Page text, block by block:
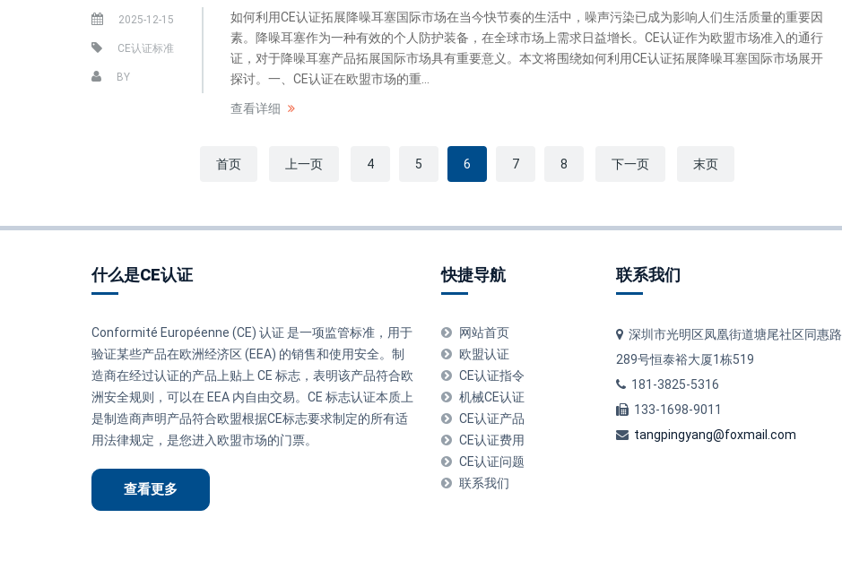
2025-12-15
CE认证标准
BY
如何利用CE认证拓展降噪耳塞国际市场在当今快节奏的生活中，噪声污染已成为影响人们生活质量的重要因
素。降噪耳塞作为一种有效的个人防护装备，在全球市场上需求日益增长。CE认证作为欧盟市场准入的通行
证，对于降噪耳塞产品拓展国际市场具有重要意义。本文将围绕如何利用CE认证拓展降噪耳塞国际市场展开
探讨。一、CE认证在欧盟市场的重...
查看详细
首页 上一页 4 5 6 7 8 下一页 末页
什么是CE认证
Conformité Européenne (CE) 认证 是一项监管标准，用于
验证某些产品在欧洲经济区 (EEA) 的销售和使用安全。制
造商在经过认证的产品上贴上 CE 标志，表明该产品符合欧
洲安全规则，可以在 EEA 内自由交易。CE 标志认证本质上
是制造商声明产品符合欧盟根据CE标志要求制定的所有适
用法律规定，是您进入欧盟市场的门票。
查看更多
快捷导航
网站首页
欧盟认证
CE认证指令
机械CE认证
CE认证产品
CE认证费用
CE认证问题
联系我们
联系我们
深圳市光明区凤凰街道塘尾社区同惠路
289号恒泰裕大厦1栋519
181-3825-5316
133-1698-9011
tangpingyang@foxmail.com